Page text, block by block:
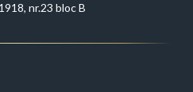
nr.23 bloc B